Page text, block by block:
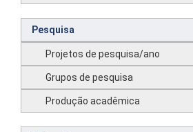
Pesquisa
Projetos de pesquisa/ano
Grupos de pesquisa
Produção acadêmica